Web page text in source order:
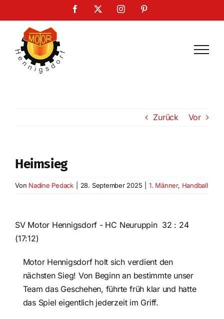
Inhalt
springen
Facebook InstagramPinterest
Zurück Vor
Heimsieg
Von Nadine Pedack 28. September 2025 1. Männer, Handball
SV Motor Hennigsdorf - HC Neuruppin 32 : 24
(17:12)
Motor Hennigsdorf holt sich verdient den
nächsten Sieg! Von Beginn an bestimmte unser
Team das Geschehen, führte früh klar und hatte
das Spiel eigentlich jederzeit im Griff.